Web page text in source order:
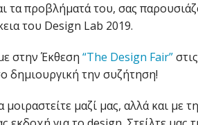
τα προβλήματά του, σας
του Design Lab 2019.
στην Έκθεση “The Design Fair”
δημιουργική την συζήτηση!
μαζί μας, αλλά και με